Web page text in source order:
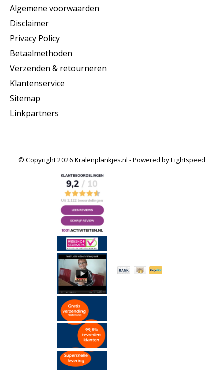
Algemene voorwaarden
Disclaimer
Privacy Policy
Betaalmethoden
Verzenden & retourneren
Klantenservice
Sitemap
Linkpartners
© Copyright 2026 Kralenplankjes.nl - Powered byLightspeed